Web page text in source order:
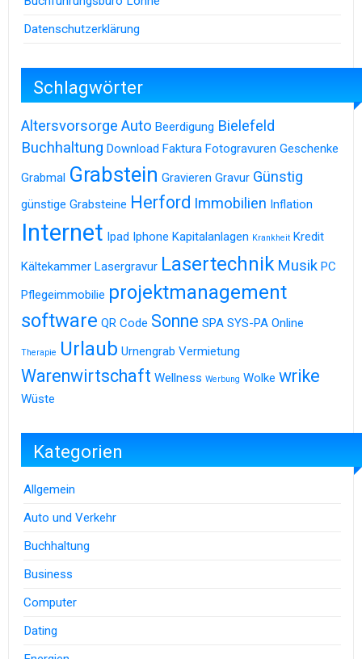
Datenschutzerklärung
Schlagwörter
Altersvorsorge Auto Beerdigung Bielefeld
Buchhaltung Download Faktura Fotogravuren Geschenke
Grabmal Grabstein Gravieren Gravur Günstig
günstige Grabsteine Herford Immobilien Inflation
Internet Ipad Iphone Kapitalanlagen Krankheit Kredit
Kältekammer Lasergravur Lasertechnik Musik PC
Pflegeimmobilie projektmanagement
software QR Code Sonne SPA SYS-PA Online
Therapie Urlaub Urnengrab Vermietung
Warenwirtschaft Wellness Werbung Wolke wrike
Wüste
Kategorien
Allgemein
Auto und Verkehr
Buchhaltung
Business
Computer
Dating